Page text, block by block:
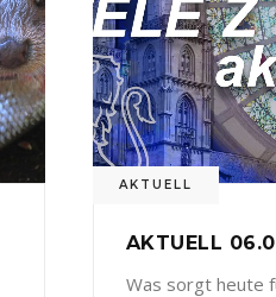
AKTUELL
AKTUELL
Was sorgt heute